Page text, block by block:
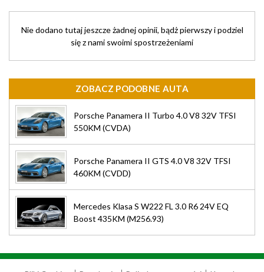
Nie dodano tutaj jeszcze żadnej opinii, bądż pierwszy i podziel
się z nami swoimi spostrzeżeniami
ZOBACZ PODOBNE AUTA
Porsche Panamera II Turbo 4.0 V8 32V TFSI
550KM (CVDA)
Porsche Panamera II GTS 4.0 V8 32V TFSI
460KM (CVDD)
Mercedes Klasa S W222 FL 3.0 R6 24V EQ
Boost 435KM (M256.93)